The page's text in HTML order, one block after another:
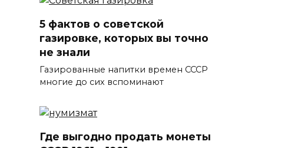
5 фактов о советской
газировке, которых вы точно
не знали
Газированные напитки времен СССР
многие до сих вспоминают
Где выгодно продать монеты